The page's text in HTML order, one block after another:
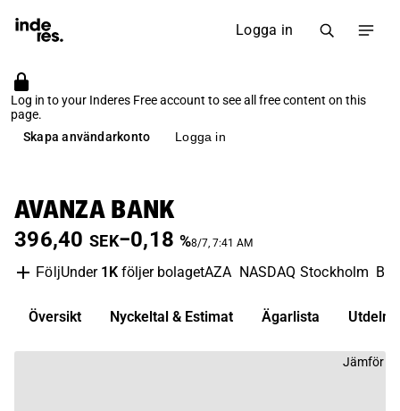
Logga in
Log in to your Inderes Free account to see all free content on this
page.
Skapa användarkonto
Logga in
AVANZA BANK
396,40 SEK−0,18 %8/7, 7:41 AM
FöljUnder 1K följer bolagetAZA NASDAQ Stockholm
Översikt Nyckeltal & Estimat Ägarlista
Jämför